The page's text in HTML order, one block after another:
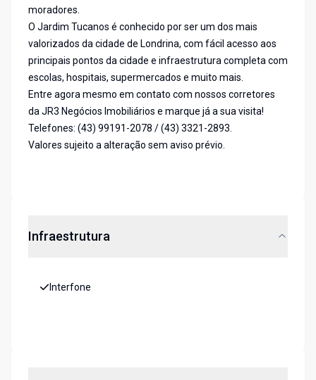
moradores.
O Jardim Tucanos é conhecido por ser um dos mais
valorizados da cidade de Londrina, com fácil acesso aos
principais pontos da cidade e infraestrutura completa com
escolas, hospitais, supermercados e muito mais.
Entre agora mesmo em contato com nossos corretores
da JR3 Negócios Imobiliários e marque já a sua visita!
Telefones: (43) 99191-2078 / (43) 3321-2893.
Valores sujeito a alteração sem aviso prévio.
Infraestrutura
Interfone